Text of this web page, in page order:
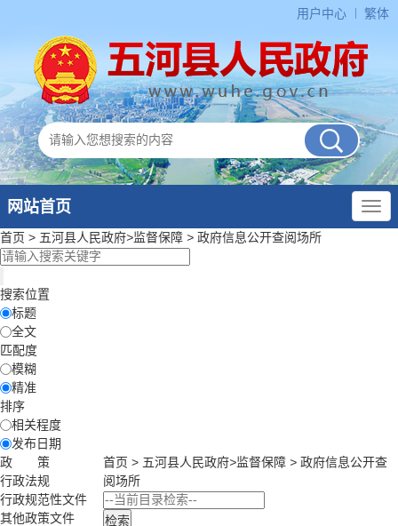
用户中心 繁体
网站首页
首页 > 五河县人民政府>监督保障 > 政府信息公开查阅场所
搜索位置
标题
全文
匹配度
模糊
精准
排序
相关程度
发布日期
政 策
行政法规
行政规范性文件
其他政策文件
首页 > 五河县人民政府>监督保障 > 政府信息公开查
阅场所